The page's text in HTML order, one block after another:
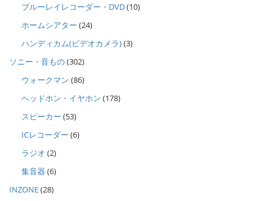
ブルーレイレコーダー・DVD(10)
ホームシアター (24)
ハンディカム(ビデオカメラ)(3)
ソニー・音もの(302)
ウォークマン (86)
ヘッドホン・イヤホン (178)
スピーカー (53)
ICレコーダー (6)
ラジオ (2)
集音器 (6)
INZONE(28)